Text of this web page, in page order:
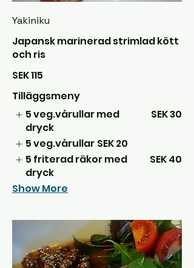
Yakiniku
Japansk marinerad strimlad kött
och ris
SEK 115
Tilläggsmeny
5 veg.vårullar med
dryck
SEK 30
5 veg.vårullar SEK 20
5 friterad räkor med
dryck
SEK 40
Show More